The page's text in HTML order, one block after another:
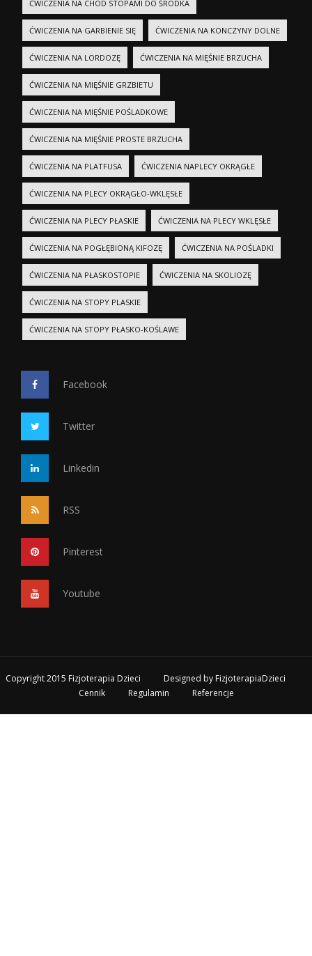
ĆWICZENIA NA CHÓD STOPAMI DO ŚRODKA
ĆWICZENIA NA GARBIENIE SIĘ ĆWICZENIA NA KONCZYNY DOLNE
ĆWICZENIA NA LORDOZĘ ĆWICZENIA NA MIĘŚNIE BRZUCHA
ĆWICZENIA NA MIĘŚNIE GRZBIETU
ĆWICZENIA NA MIĘŚNIE POŚLADKOWE
ĆWICZENIA NA MIĘŚNIE PROSTE BRZUCHA
ĆWICZENIA NA PLATFUSA ĆWICZENIA NAPLECY OKRĄGŁE
ĆWICZENIA NA PLECY OKRĄGŁO-WKLĘSŁE
ĆWICZENIA NA PLECY PŁASKIE ĆWICZENIA NA PLECY WKLĘSŁE
ĆWICZENIA NA POGŁĘBIONĄ KIFOZĘ ĆWICZENIA NA POŚLADKI
ĆWICZENIA NA PŁASKOSTOPIE ĆWICZENIA NA SKOLIOZĘ
ĆWICZENIA NA STOPY PLASKIE
ĆWICZENIA NA STOPY PŁASKO-KOŚLAWE
Facebook
Twitter
Linkedin
RSS
Pinterest
Youtube
Copyright 2015 Fizjoterapia Dzieci Designed by FizjoterapiaDzieci
Cennik
Regulamin Referencje